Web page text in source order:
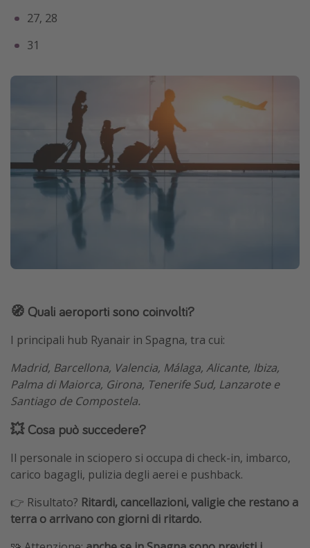
27, 28
31
🧭 Quali aeroporti sono coinvolti?
I principali hub Ryanair in Spagna, tra cui:
Madrid, Barcellona, Valencia, Málaga, Alicante, Ibiza,
Palma di Maiorca, Girona, Tenerife Sud, Lanzarote e
Santiago de Compostela.
💥 Cosa può succedere?
Il personale in sciopero si occupa di check-in, imbarco,
carico bagagli, pulizia degli aerei e pushback.
👉 Risultato? Ritardi, cancellazioni, valigie che restano a
terra o arrivano con giorni di ritardo.